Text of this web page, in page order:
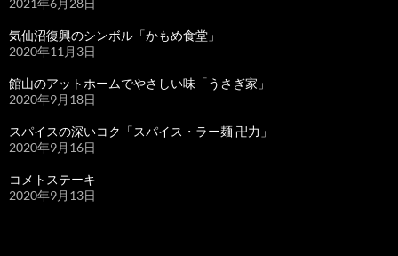
2021年6月28日
気仙沼復興のシンボル「かもめ食堂」
2020年11月3日
館山のアットホームでやさしい味「うさぎ家」
2020年9月18日
スパイスの深いコク「スパイス・ラー麺 卍力」
2020年9月16日
コメトステーキ
2020年9月13日